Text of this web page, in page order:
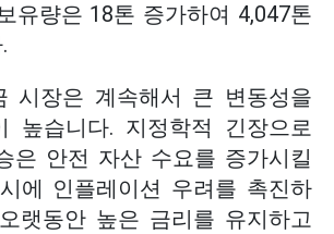
유량은 18톤 증가하여 4,047톤
시장은 계속해서 큰 변동성을
높습니다. 지정학적 긴장으로
은 안전 자산 수요를 증가시킬
에 인플레이션 우려를 촉진하
랫동안 높은 금리를 유지하고